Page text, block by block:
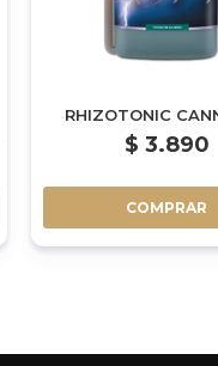
RHIZOTONIC
$ 3.890
COMPRAR